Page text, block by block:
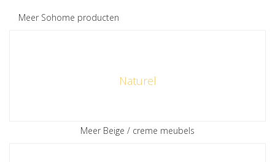
Meer Sohome producten
Naturel
Meer Beige / creme meubels